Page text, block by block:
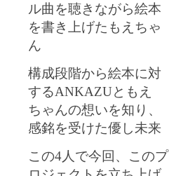
ル曲を聴きながら絵本
を書き上げたもえちゃ
ん
構成段階から絵本に対
するANKAZUともえ
ちゃんの想いを知り、
感銘を受けた優し未来
この4人で今回、このプ